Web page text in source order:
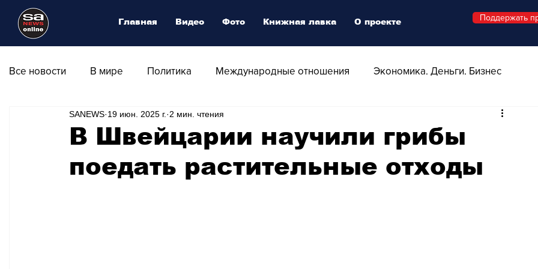
Все новости В мире Политика Международные отношения Экономика. Деньги. Бизнес
Общество Армия Аналитика
Транспорт Культура Магия искусства Swiss Афиша Стиль Стильный четверг
В Швейцарии научили грибы
поедать растительные отходы
SANEWS 19 июн. 2025 г. 2 мин. чтения
Главная Видео Фото Книжная лавка О проекте Поддержать